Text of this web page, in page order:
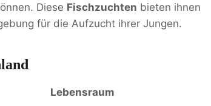
Diese Fischzuchten bieten ihnen
für die Aufzucht ihrer Jungen.
Lebensraum